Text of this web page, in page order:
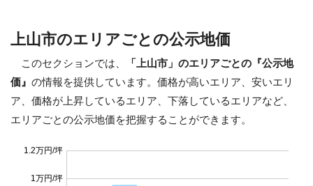
上山市のエリアごとの公示地価
このセクションでは、
「上山市」のエリアごとの『公示地
価』 の情報を提供しています。価格が高いエリア、安いエリ
ア、価格が上昇しているエリア、下落しているエリアなど、
エリアごとの公示地価を把握することができます。
1万円/坪
1.2万円/坪